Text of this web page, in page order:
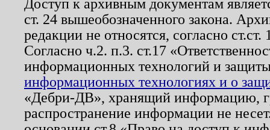
Доступ к архивным документам
ст. 24 вышеобозначенного закона.
редакции не относятся, согласно
Согласно ч.2. п.3. ст.17
информационных технологий и
информационных технологиях и о
«Дебри-ДВ», хранящий информацию,
распространение информации не